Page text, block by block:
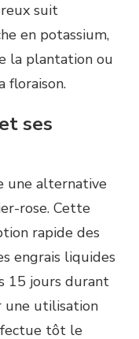
suit
en potassium,
la plantation ou
floraison.
ses
une alternative
rose. Cette
rapide des
engrais liquides
15 jours durant
une utilisation
tôt le